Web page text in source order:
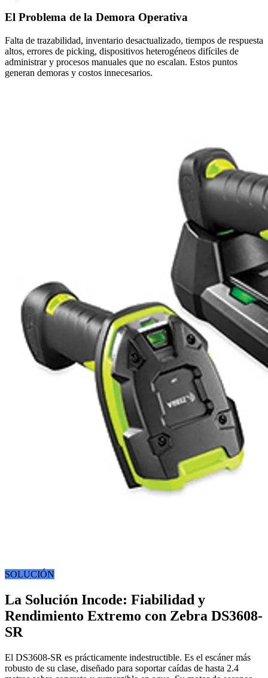
El Problema de la Demora Operativa
Falta de trazabilidad, inventario desactualizado, tiempos de respuesta
altos, errores de picking, dispositivos heterogéneos difíciles de
administrar y procesos manuales que no escalan. Estos puntos
generan demoras y costos innecesarios.
SOLUCIÓN
La Solución Incode: Fiabilidad y
Rendimiento Extremo con Zebra DS3608-
SR
El DS3608-SR es prácticamente indestructible. Es el escáner más
robusto de su clase, diseñado para soportar caídas de hasta 2.4